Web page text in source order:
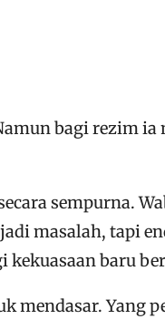
bagi rezim
sempurna.
masalah, tapi
kekuasaan baru
mendasar. Yang